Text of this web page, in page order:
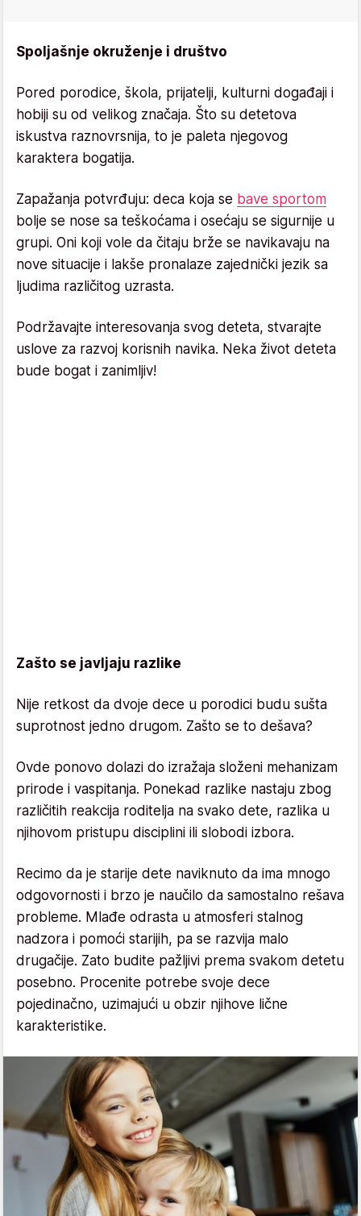
Spoljašnje okruženje i društvo
Pored porodice, škola, prijatelji, kulturni događaji i
hobiji su od velikog značaja. Što su detetova
iskustva raznovrsnija, to je paleta njegovog
karaktera bogatija.
Zapažanja potvrđuju: deca koja se bave sportom
bolje se nose sa teškoćama i osećaju se sigurnije u
grupi. Oni koji vole da čitaju brže se navikavaju na
nove situacije i lakše pronalaze zajednički jezik sa
ljudima različitog uzrasta.
Podržavajte interesovanja svog deteta, stvarajte
uslove za razvoj korisnih navika. Neka život deteta
bude bogat i zanimljiv!
Zašto se javljaju razlike
Nije retkost da dvoje dece u porodici budu sušta
suprotnost jedno drugom. Zašto se to dešava?
Ovde ponovo dolazi do izražaja složeni mehanizam
prirode i vaspitanja. Ponekad razlike nastaju zbog
različitih reakcija roditelja na svako dete, razlika u
njihovom pristupu disciplini ili slobodi izbora.
Recimo da je starije dete naviknuto da ima mnogo
odgovornosti i brzo je naučilo da samostalno rešava
probleme. Mlađe odrasta u atmosferi stalnog
nadzora i pomoći starijih, pa se razvija malo
drugačije. Zato budite pažljivi prema svakom detetu
posebno. Procenite potrebe svoje dece
pojedinačno, uzimajući u obzir njihove lične
karakteristike.